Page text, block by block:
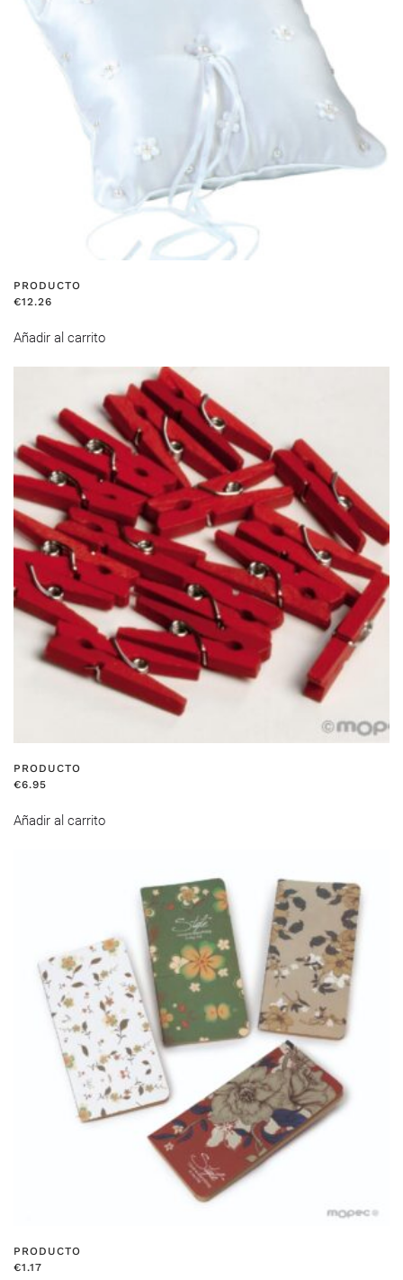
PRODUCTO
€12.26
Añadir al carrito
PRODUCTO
€6.95
Añadir al carrito
PRODUCTO
€1.17